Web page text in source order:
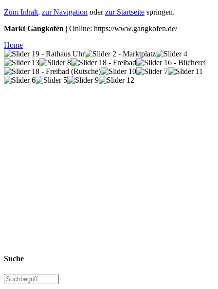
Zum Inhalt, zur Navigation oderzur Startseite springen.
Markt Gangkofen | Online: https://www.gangkofen.de/
Home
Suche